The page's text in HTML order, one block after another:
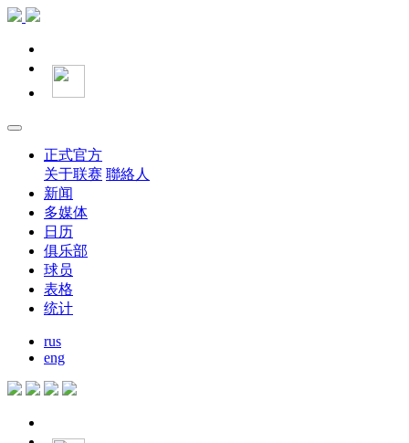
正式官方
关于联赛 聯絡人
新闻
多媒体
日历
俱乐部
球员
表格
统计
rus
eng